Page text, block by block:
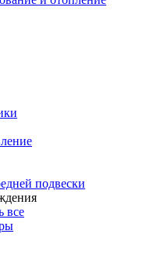
подвески
все